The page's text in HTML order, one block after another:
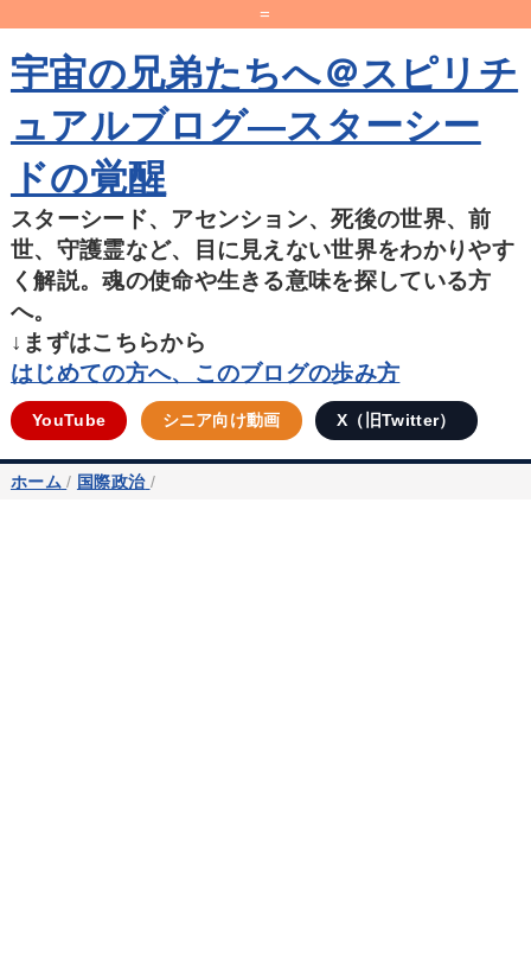
=
宇宙の兄弟たちへ＠スピリチ
ュアルブログ―スターシー
ドの覚醒
スターシード、アセンション、死後の世界、前
世、守護霊など、目に見えない世界をわかりやす
く解説。魂の使命や生きる意味を探している方
へ。
↓まずはこちらから
はじめての方へ、このブログの歩み方
YouTube シニア向け動画 X（旧Twitter）
ホーム / 国際政治 /